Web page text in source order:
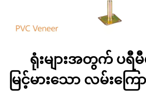
ရုံးများအတွက် ပရီ
မြင့်မားသော လမ်းကြော